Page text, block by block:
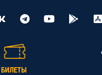
БИЛЕТЫ